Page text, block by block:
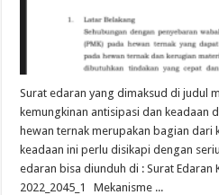
Surat edaran yang dimaksud di judul
kemungkinan antisipasi dan keadaan
hewan ternak merupakan bagian dari
keadaan ini perlu disikapi dengan
edaran bisa diunduh di : Surat Edaran
2022_2045_1 Mekanisme ...